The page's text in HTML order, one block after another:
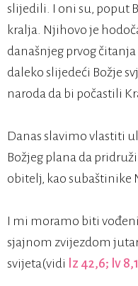
slijedili. I oni su, poput
kralja. Njihovo je
današnjeg prvog
daleko slijedeći Božje
naroda da bi počastili
Danas slavimo vlastiti
Božjeg plana da
obitelj, kao subaštinike
I mi moramo biti
sjajnom zvijezdom
svijeta(vidi Iz 42,6; Iv